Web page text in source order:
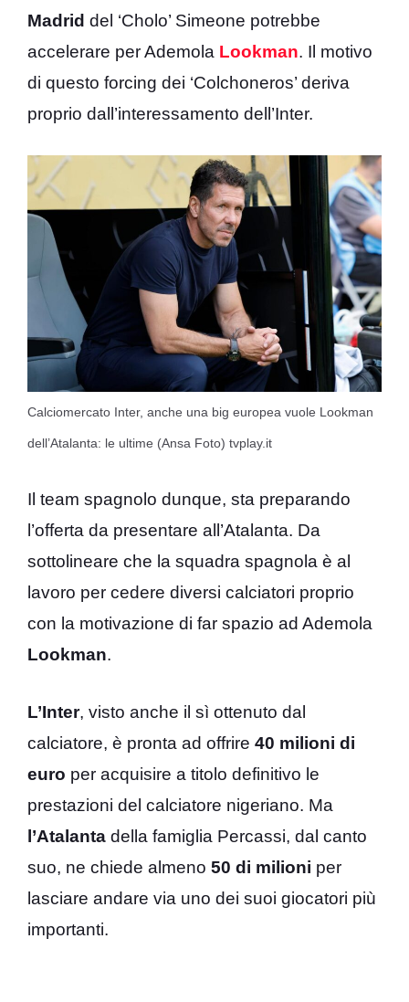
Madrid del ‘Cholo’ Simeone potrebbe
accelerare per Ademola Lookman. Il motivo
di questo forcing dei ‘Colchoneros’ deriva
proprio dall’interessamento dell’Inter.
Calciomercato Inter, anche una big europea vuole Lookman
dell’Atalanta: le ultime (Ansa Foto) tvplay.it
Il team spagnolo dunque, sta preparando
l’offerta da presentare all’Atalanta. Da
sottolineare che la squadra spagnola è al
lavoro per cedere diversi calciatori proprio
con la motivazione di far spazio ad Ademola
Lookman.
L’Inter, visto anche il sì ottenuto dal
calciatore, è pronta ad offrire 40 milioni di
euro per acquisire a titolo definitivo le
prestazioni del calciatore nigeriano. Ma
l’Atalanta della famiglia Percassi, dal canto
suo, ne chiede almeno 50 di milioni per
lasciare andare via uno dei suoi giocatori più
importanti.